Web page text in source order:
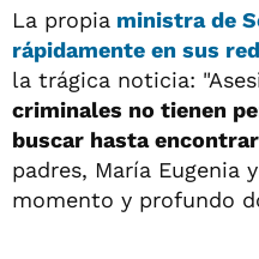
La propia ministra de
rápidamente en sus
la trágica noticia:
criminales no tienen
buscar hasta
padres, María Eugenia
momento y profundo